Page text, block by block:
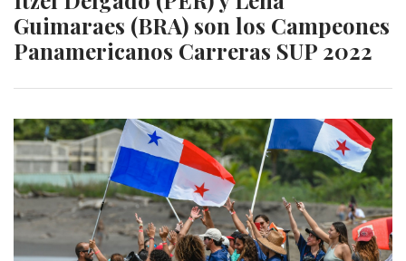
Guimaraes (BRA) son los Campeones
Panamericanos Carreras SUP 2022